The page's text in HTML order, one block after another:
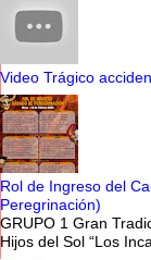
Video Trágico
Rol de Ingreso del
Peregrinación)
GRUPO 1 Gran
Hijos del